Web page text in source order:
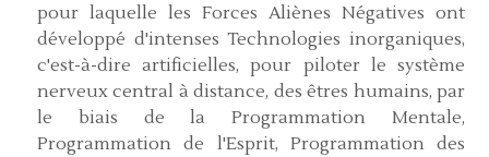
pour laquelle les Forces Aliènes Négatives ont
développé d'intenses Technologies inorganiques,
c'est-à-dire artificielles, pour piloter le système
nerveux central à distance, des êtres humains, par
le biais de la Programmation Mentale,
Programmation de l'Esprit, Programmation des